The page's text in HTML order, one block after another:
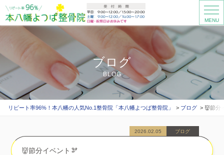
MENU
ブログ
BLOG
リピート率96%！本八幡の人気No.1整骨院「本八幡よつば整骨院」 ブログ 👹節分
👹節分イベント🫘
2026.02.05 ブログ